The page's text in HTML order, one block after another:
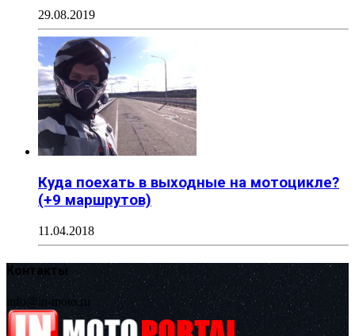
29.08.2019
Куда поехать в выходные на мотоцикле?
(+9 маршрутов)
11.04.2018
Контакты
info@in-moto.ru